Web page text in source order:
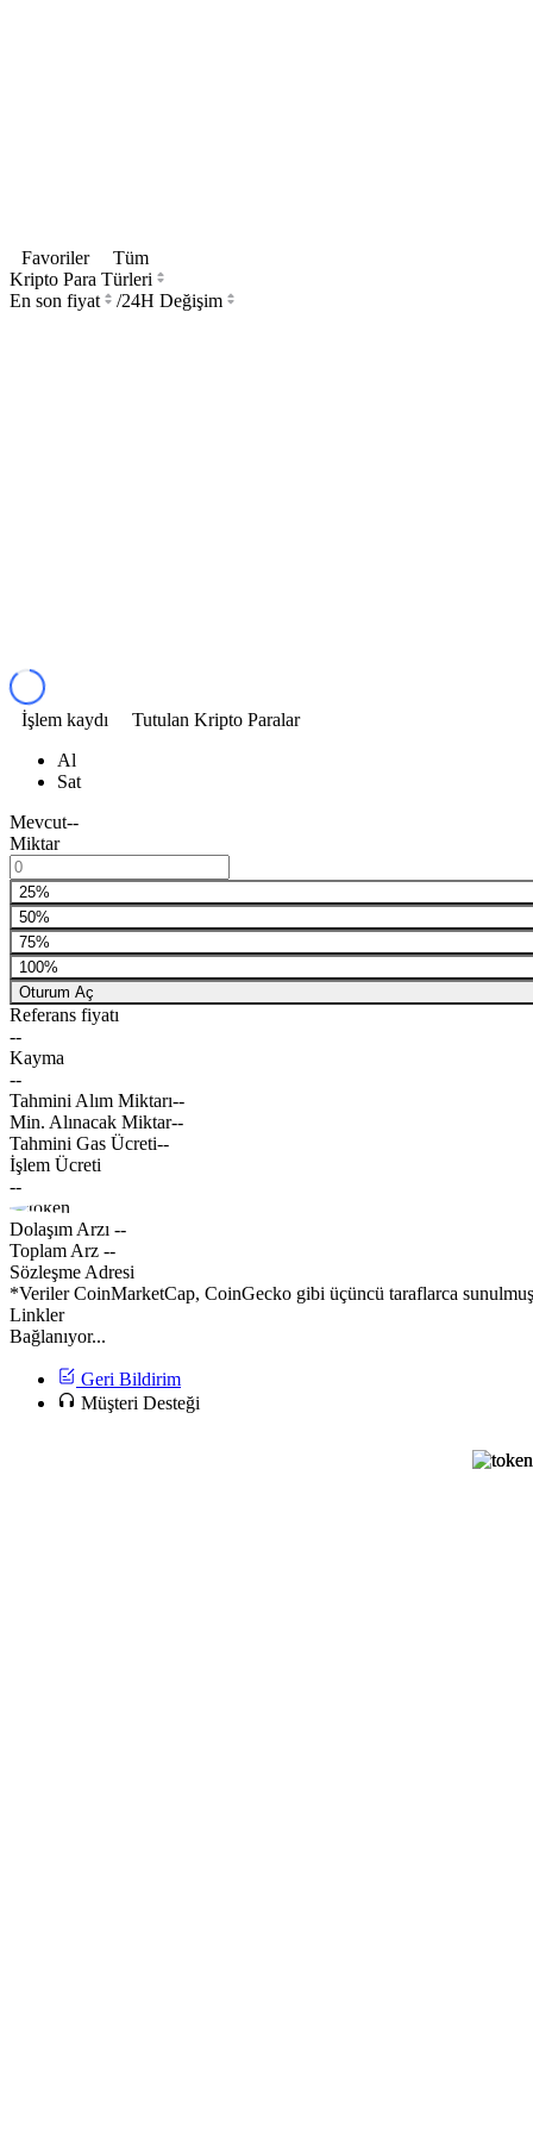
Favoriler
Tüm
Kripto Para Türleri
En son fiyat
/24H Değişim
İşlem kaydı
Tutulan Kripto Paralar
Al
Sat
Mevcut--
Miktar
25%
50%
75%
100%
Oturum Aç
Referans fiyatı
--
Kayma
--
Tahmini Alım Miktarı--
Min. Alınacak Miktar--
Tahmini Gas Ücreti--
İşlem Ücreti
--
Dolaşım Arzı --
Toplam Arz --
Sözleşme Adresi
*Veriler CoinMarketCap, CoinGecko gibi üçüncü taraflarca
Linkler
Bağlanıyor...
Geri Bildirim
Müşteri Desteği